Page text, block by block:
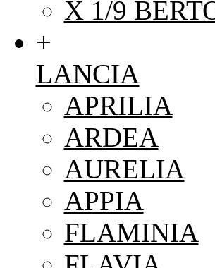
X 1/9
+
LANCIA
APRILIA
ARDEA
AURELIA
APPIA
FLAMINIA